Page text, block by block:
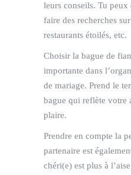
leurs conseils. Tu peux
faire des recherches
restaurants étoilés, etc.
Choisir la bague de
importante dans
de mariage. Prend le
bague qui reflète votre
plaire.
Prendre en compte la
partenaire est
chéri(e) est plus à